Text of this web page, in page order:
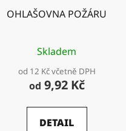
OHLAŠOVNA POŽÁRU
Skladem
od 12 Kč včetně DPH
od 9,92 Kč
DETAIL